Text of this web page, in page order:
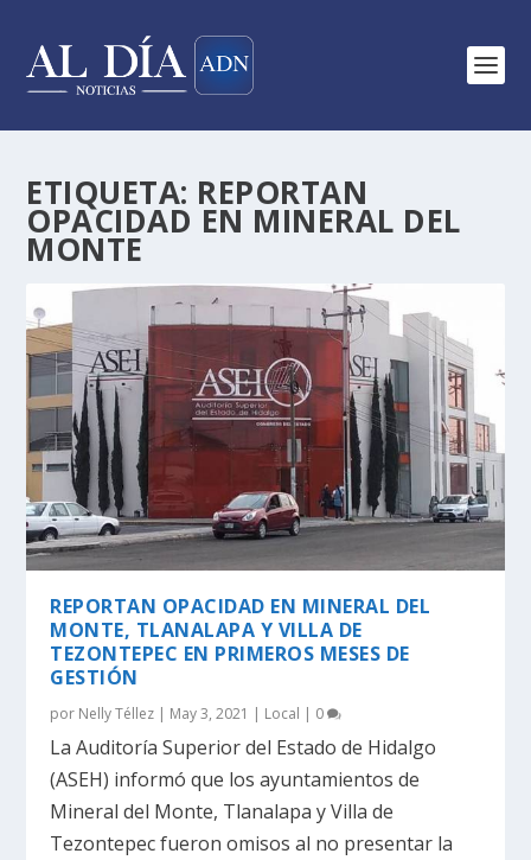
ETIQUETA: REPORTAN
OPACIDAD EN MINERAL DEL
MONTE
REPORTAN OPACIDAD EN MINERAL DEL
MONTE, TLANALAPA Y VILLA DE
TEZONTEPEC EN PRIMEROS MESES DE
GESTIÓN
por Nelly Téllez | May 3, 2021 | Local | 0
La Auditoría Superior del Estado de Hidalgo
(ASEH) informó que los ayuntamientos de
Mineral del Monte, Tlanalapa y Villa de
Tezontepec fueron omisos al no presentar la